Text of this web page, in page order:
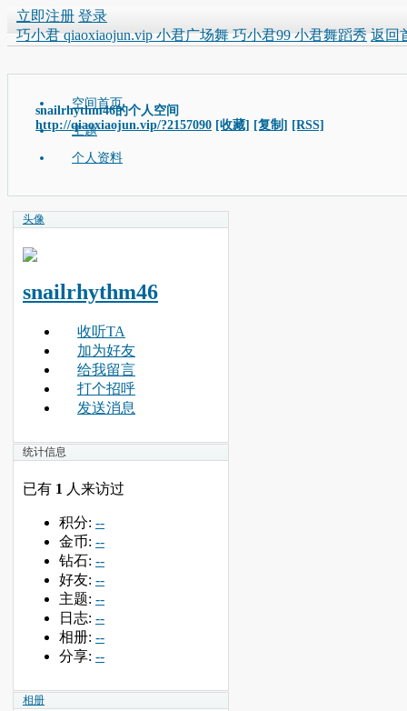
立即注册 登录
巧小君 qiaoxiaojun.vip 小君广场舞 巧小君99 小君舞蹈秀 返回
snailrhythm46的个人空间
http://qiaoxiaojun.vip/?2157090 [收藏] [复制] [RSS]
空间首页
主题
个人资料
头像
snailrhythm46
收听TA
加为好友
给我留言
打个招呼
发送消息
统计信息
已有 1 人来访过
积分: --
金币: --
钻石: --
好友: --
主题: --
日志: --
相册: --
分享: --
相册